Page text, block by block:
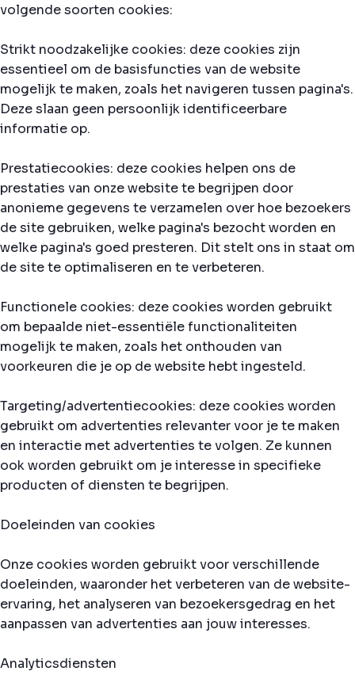
volgende soorten cookies:
Strikt noodzakelijke cookies: deze cookies zijn
essentieel om de basisfuncties van de website
mogelijk te maken, zoals het navigeren tussen pagina's.
Deze slaan geen persoonlijk identificeerbare
informatie op.
Prestatiecookies: deze cookies helpen ons de
prestaties van onze website te begrijpen door
anonieme gegevens te verzamelen over hoe bezoekers
de site gebruiken, welke pagina's bezocht worden en
welke pagina's goed presteren. Dit stelt ons in staat om
de site te optimaliseren en te verbeteren.
Functionele cookies: deze cookies worden gebruikt
om bepaalde niet-essentiële functionaliteiten
mogelijk te maken, zoals het onthouden van
voorkeuren die je op de website hebt ingesteld.
Targeting/advertentiecookies: deze cookies worden
gebruikt om advertenties relevanter voor je te maken
en interactie met advertenties te volgen. Ze kunnen
ook worden gebruikt om je interesse in specifieke
producten of diensten te begrijpen.
Doeleinden van cookies
Onze cookies worden gebruikt voor verschillende
doeleinden, waaronder het verbeteren van de website-
ervaring, het analyseren van bezoekersgedrag en het
aanpassen van advertenties aan jouw interesses.
Analyticsdiensten